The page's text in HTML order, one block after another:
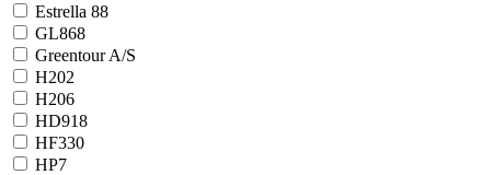
Estrella 88
GL868
Greentour A/S
H202
H206
HD918
HF330
HP7